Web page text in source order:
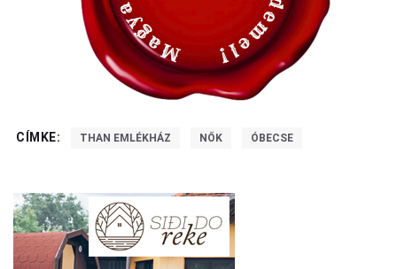
CÍMKE: THAN EMLÉKHÁZ NŐK ÓBECSE